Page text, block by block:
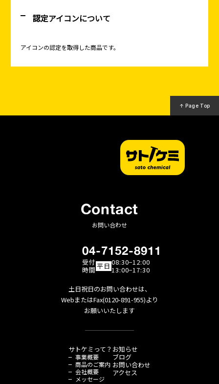
認定アイコンについて
アイコンの認定を取得した商品です。
↑ Page Top
Contact
お問い合わせ
04-7152-8911
受付
時間平日 08:30−12:00
13:00−17:30
土日祝日のお問い合わせは、
WebまたはFax(0120-891-955)より
お願いいたします
サトケミって？
事業概要
商品のご案内
会社概要
メッセージ
お知らせ
ブログ
お問い合わせ
アクセス